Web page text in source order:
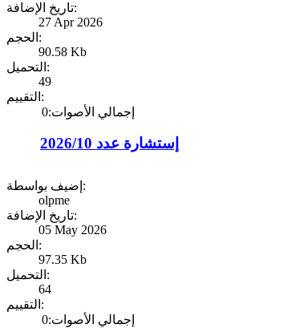
تاريخ الإضافة:
27 Apr 2026
الحجم:
90.58 Kb
التحميل:
49
التقييم:
إجمالي الأصوات:0
إستشارة عدد 2026/10
إضيف بواسطة:
olpme
تاريخ الإضافة:
05 May 2026
الحجم:
97.35 Kb
التحميل:
64
التقييم:
إجمالي الأصوات:0